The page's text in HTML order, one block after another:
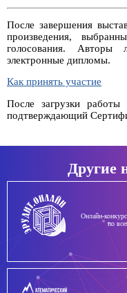
После завершения
произведения,
голосования. Авторы
электронные дипломы.
Как принять участие
После загрузки
подтверждающий
Другие
Онлайн-
по